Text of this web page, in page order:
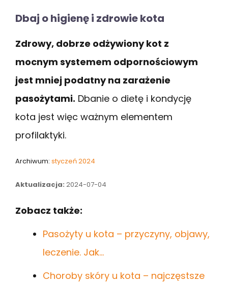
Dbaj o higienę i zdrowie kota
Zdrowy, dobrze odżywiony kot z
mocnym systemem odpornościowym
jest mniej podatny na zarażenie
pasożytami. Dbanie o dietę i kondycję
kota jest więc ważnym elementem
profilaktyki.
Archiwum: styczeń 2024
Aktualizacja: 2024-07-04
Zobacz także:
Pasożyty u kota – przyczyny, objawy,
leczenie. Jak…
Choroby skóry u kota – najczęstsze